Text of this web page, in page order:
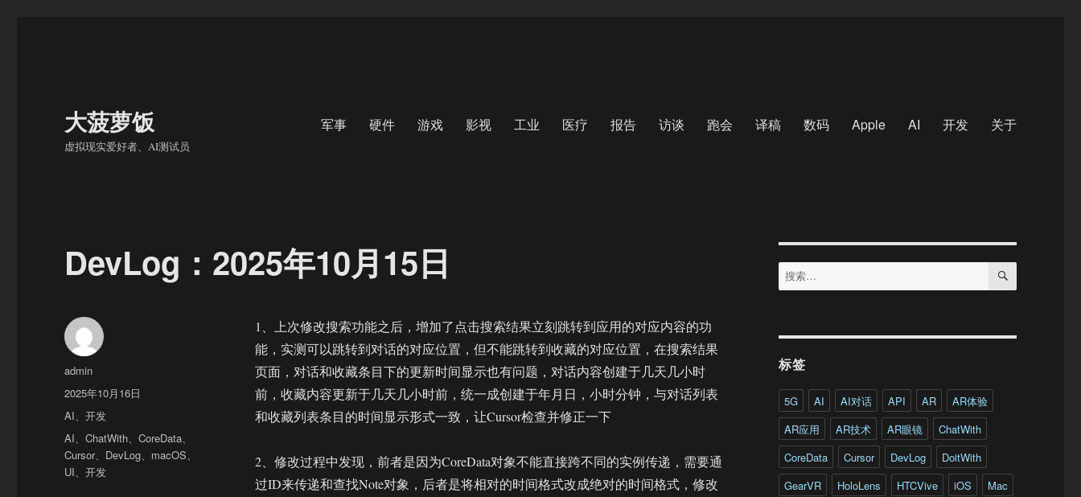
大菠萝饭
虚拟现实爱好者、AI测试员
军事 硬件 游戏 影视 工业 医疗 报告 访谈 跑会 译稿 数码 Apple AI 开发 关于
DevLog：2025年10月15日
1、上次修改搜索功能之后，增加了点击搜索结果立刻跳转到应用的对应内容的功
能，实测可以跳转到对话的对应位置，但不能跳转到收藏的对应位置，在搜索结果
页面，对话和收藏条目下的更新时间显示也有问题，对话内容创建于几天几小时
前，收藏内容更新于几天几小时前，统一成创建于年月日，小时分钟，与对话列表
和收藏列表条目的时间显示形式一致，让Cursor检查并修正一下
2、修改过程中发现，前者是因为CoreData对象不能直接跨不同的实例传递，需要通
过ID来传递和查找Note对象，后者是将相对的时间格式改成绝对的时间格式，修改
作
者
admin
发
布
2025年10月16日
分
类
AI、开发
标
签
AI、ChatWith、CoreData、
Cursor、 DevLog、 macOS、
UI、开发
搜
索：
搜
标签
5G AI AI对话 API AR
AR体验
AR应用
AR技术 AR眼镜
ChatWith
CoreData
Cursor DevLog
DoitWith
GearVR
HoloLens HTCVive iOS
Mac